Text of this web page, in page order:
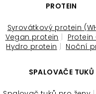
PROTEIN
Syrovátkový protein
Vegan protein
Protein
Hydro protein
Noční
SPALOVAČE TUKŮ